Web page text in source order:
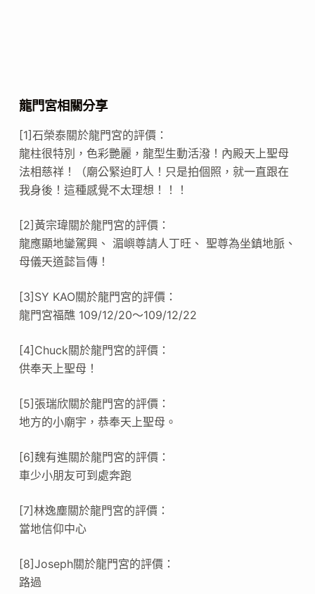
龍門宮相關分享
[1]石榮泰關於龍門宮的評價：
龍柱很特別，色彩艷麗，龍型生動活潑！內殿天上聖母
法相慈祥！（廟公緊迫盯人！只是拍個照，就一直跟在
我身後！這種感覺不太理想！！！
[2]黃宗瑋關於龍門宮的評價：
龍應顯地鑾駕興、 湄嶼尊請人丁旺、 聖尊為坐鎮地脈、
母儀天道懿旨傳！
[3]SY KAO關於龍門宮的評價：
龍門宮福醮 109/12/20～109/12/22
[4]Chuck關於龍門宮的評價：
供奉天上聖母！
[5]張瑞欣關於龍門宮的評價：
地方的小廟宇，恭奉天上聖母。
[6]魏有進關於龍門宮的評價：
車少小朋友可到處奔跑
[7]林逸塵關於龍門宮的評價：
當地信仰中心
[8]Joseph關於龍門宮的評價：
路過